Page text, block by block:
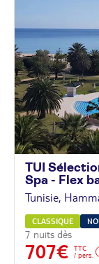
TUI
Spa - Flex
Tunisie,
CLASSIQUE
7 nuits dès
707€
TTC
/ pers.